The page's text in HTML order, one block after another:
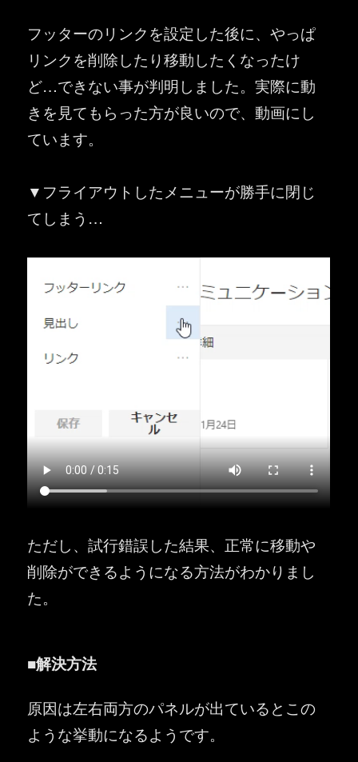
フッターのリンクを設定した後に、やっぱ
リンクを削除したり移動したくなったけ
ど…できない事が判明しました。実際に動
きを見てもらった方が良いので、動画にし
ています。
▼フライアウトしたメニューが勝手に閉じ
てしまう…
ただし、試行錯誤した結果、正常に移動や
削除ができるようになる方法がわかりまし
た。
■解決方法
原因は左右両方のパネルが出ているとこの
ような挙動になるようです。